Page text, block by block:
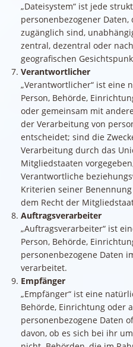
„Dateisystem“ ist jede
personenbezogener
zugänglich sind,
zentral, dezentral oder
geografischen
Verantwortlicher
„Verantwortlicher“ ist eine
Person, Behörde,
oder gemeinsam mit
der Verarbeitung von
entscheidet; sind die
Verarbeitung durch das
Mitgliedstaaten
Verantwortliche
Kriterien seiner
dem Recht der
Auftragsverarbeiter
„Auftragsverarbeiter“ ist
Person, Behörde,
personenbezogene Daten
verarbeitet.
Empfänger
„Empfänger“ ist eine
Behörde, Einrichtung oder
personenbezogene Daten
davon, ob es sich bei ihr